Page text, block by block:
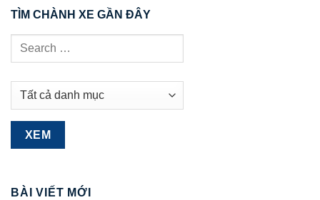
TÌM CHÀNH XE GẦN ĐÂY
BÀI VIẾT MỚI